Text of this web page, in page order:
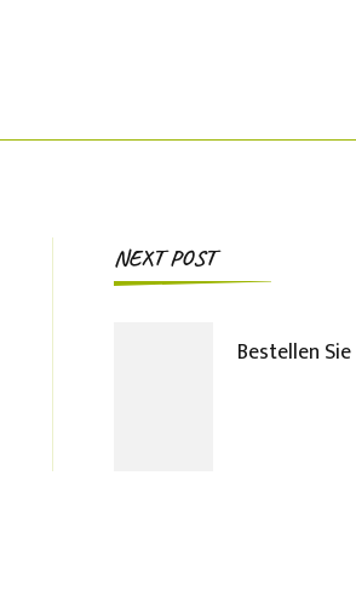
Navigation
NEXT POST
Bestellen